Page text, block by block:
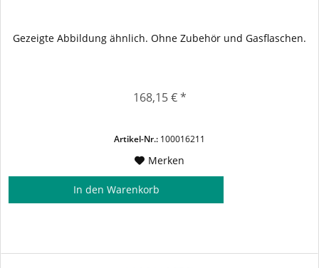
Gezeigte Abbildung ähnlich. Ohne Zubehör und Gasflaschen.
168,15 € *
Artikel-Nr.: 100016211
Merken
In den Warenkorb